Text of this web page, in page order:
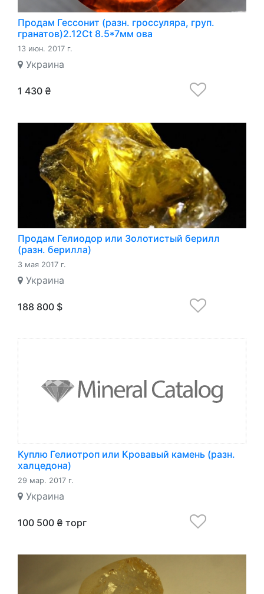
Продам Гессонит (разн. гроссуляра, груп.
гранатов)2.12Ct 8.5*7мм ова
13 июн. 2017 г.
Украина
1 430 ₴
Продам Гелиодор или Золотистый берилл
(разн. берилла)
3 мая 2017 г.
Украина
188 800 $
Куплю Гелиотроп или Кровавый камень (разн.
халцедона)
29 мар. 2017 г.
Украина
100 500 ₴ торг